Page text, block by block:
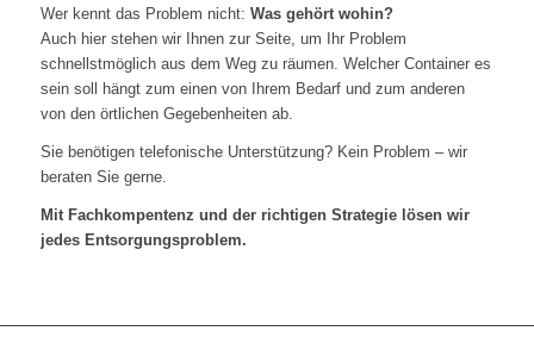
Wer kennt das Problem nicht: Was gehört wohin?
Auch hier stehen wir Ihnen zur Seite, um Ihr Problem
schnellstmöglich aus dem Weg zu räumen. Welcher Container es
sein soll hängt zum einen von Ihrem Bedarf und zum anderen
von den örtlichen Gegebenheiten ab.
Sie benötigen telefonische Unterstützung? Kein Problem – wir
beraten Sie gerne.
Mit Fachkompentenz und der richtigen Strategie lösen wir
jedes Entsorgungsproblem.